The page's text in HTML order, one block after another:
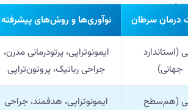
بکشید
درمان سرطان نوآوری‌ها و روش‌های پیشرفته
(استاندارد
جهانی)
ایمونوتراپی، پرتودرمانی مدرن،
جراحی رباتیک، پروتون‌تراپی
(هم‌سطح
ایمونوتراپی، هدفمند، جراحی